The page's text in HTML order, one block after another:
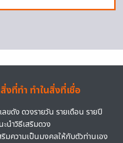
งที่ทำ ทำในสิ่งที่เชื่อ
ขดัง ดวงรายวัน รายเดือน รายปี
นำวิธีเสริมดวง
มความเป็นมงคลให้กับตัวท่านเอง